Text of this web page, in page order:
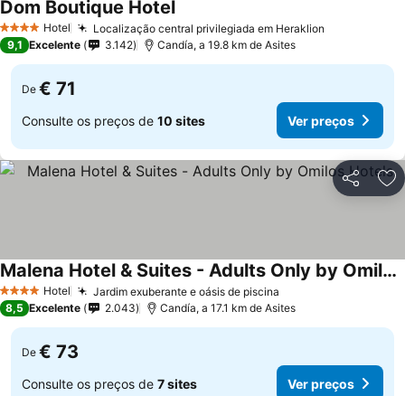
4 EstrelasHotel Localização central privilegiada em Heraklion
Dom Boutique Hotel
9,1 Excelente 3.142 Candía, a 19.8 km de Asites
De € 71
Consulte os preços de 10 sites Ver preços
Partilhar
4 EstrelasHotel Jardim exuberante e oásis de piscina
Malena Hotel & Suites - Adults Only by Omilos Hotels
8,5 Excelente 2.043 Candía, a 17.1 km de Asites
De € 73
Consulte os preços de 7 sites Ver preços